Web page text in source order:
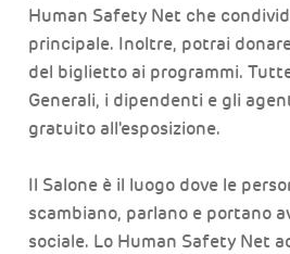
Human Safety Net che
principale. Inoltre, potrai
del biglietto ai programmi.
Generali, i dipendenti e gli
gratuito all'esposizione.
Il Salone è il luogo dove le
scambiano, parlano e portano
sociale. Lo Human Safety Net